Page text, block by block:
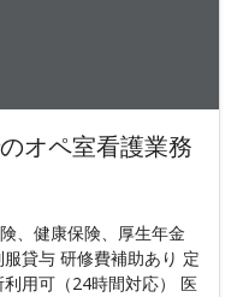
オペ室看護業務
、健康保険、厚生年金
貸与 研修費補助あり 定
用可（24時間対応） 医